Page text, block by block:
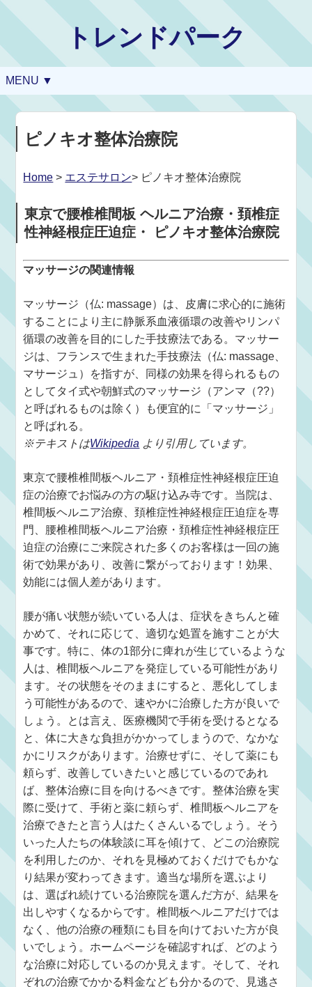
トレンドパーク
MENU ▼
ピノキオ整体治療院
Home > エステサロン> ピノキオ整体治療院
東京で腰椎椎間板 ヘルニア治療・頚椎症
性神経根症圧迫症・ ピノキオ整体治療院
マッサージの関連情報
マッサージ（仏: massage）は、皮膚に求心的に施術
することにより主に静脈系血液循環の改善やリンパ
循環の改善を目的にした手技療法である。マッサー
ジは、フランスで生まれた手技療法（仏: massage、
マサージュ）を指すが、同様の効果を得られるもの
としてタイ式や朝鮮式のマッサージ（アンマ（??）
と呼ばれるものは除く）も便宜的に「マッサージ」
と呼ばれる。
※テキストはWikipedia より引用しています。
東京で腰椎椎間板ヘルニア・頚椎症性神経根症圧迫
症の治療でお悩みの方の駆け込み寺です。当院は、
椎間板ヘルニア治療、頚椎症性神経根症圧迫症を専
門、腰椎椎間板ヘルニア治療・頚椎症性神経根症圧
迫症の治療にご来院された多くのお客様は一回の施
術で効果があり、改善に繋がっております！効果、
効能には個人差があります。
腰が痛い状態が続いている人は、症状をきちんと確
かめて、それに応じて、適切な処置を施すことが大
事です。特に、体の1部分に痺れが生じているような
人は、椎間板ヘルニアを発症している可能性があり
ます。その状態をそのままにすると、悪化してしま
う可能性があるので、速やかに治療した方が良いで
しょう。とは言え、医療機関で手術を受けるとなる
と、体に大きな負担がかかってしまうので、なかな
かにリスクがあります。治療せずに、そして薬にも
頼らず、改善していきたいと感じているのであれ
ば、整体治療に目を向けるべきです。整体治療を実
際に受けて、手術と薬に頼らず、椎間板ヘルニアを
治療できたと言う人はたくさんいるでしょう。そう
いった人たちの体験談に耳を傾けて、どこの治療院
を利用したのか、それを見極めておくだけでもかな
り結果が変わってきます。適当な場所を選ぶより
は、選ばれ続けている治療院を選んだ方が、結果を
出しやすくなるからです。椎間板ヘルニアだけでは
なく、他の治療の種類にも目を向けておいた方が良
いでしょう。ホームページを確認すれば、どのよう
な治療に対応しているのか見えます。そして、それ
ぞれの治療でかかる料金なども分かるので、見逃さ